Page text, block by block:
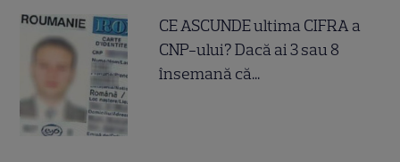
CE ASCUNDE ultima CIFRA a
CNP-ului? Dacă ai 3 sau 8
însemană că...